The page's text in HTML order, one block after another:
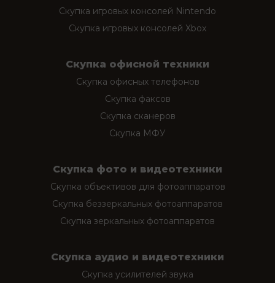
Скупка игровых консолей Nintendo
Скупка игровых консолей Xbox
Скупка офисной техники
Скупка офисных телефонов
Скупка факсов
Скупка сканеров
Скупка МФУ
Скупка фото и видеотехники
Скупка объективов для фотоаппаратов
Скупка беззеркальных фотоаппаратов
Скупка зеркальных фотоаппаратов
Скупка аудио и видеотехники
Скупка усилителей звука